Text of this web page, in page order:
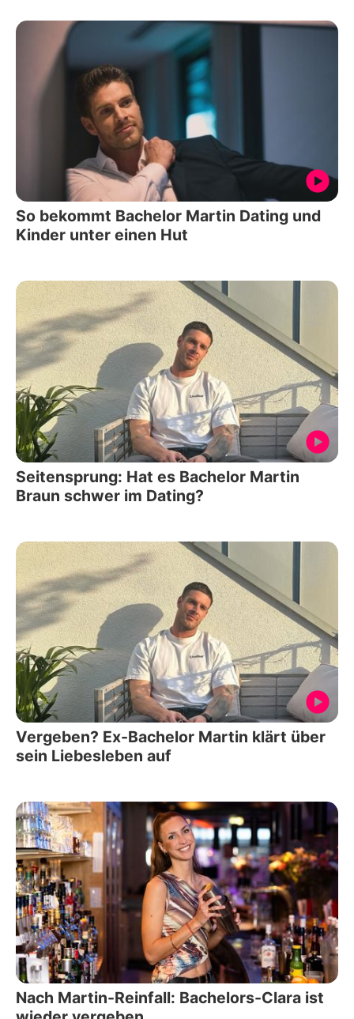
So bekommt Bachelor Martin Dating und
Kinder unter einen Hut
Seitensprung: Hat es Bachelor Martin
Braun schwer im Dating?
Vergeben? Ex-Bachelor Martin klärt über
sein Liebesleben auf
Nach Martin-Reinfall: Bachelors-Clara ist